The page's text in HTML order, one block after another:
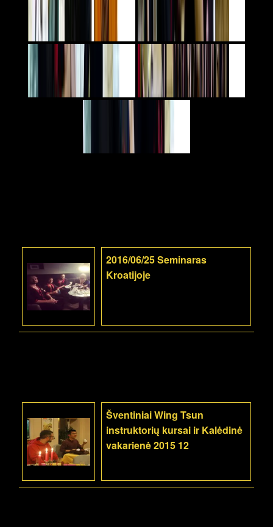
2016/06/25 Seminaras
Kroatijoje
Šventiniai Wing Tsun
instruktorių kursai ir Kalėdinė
vakarienė 2015 12